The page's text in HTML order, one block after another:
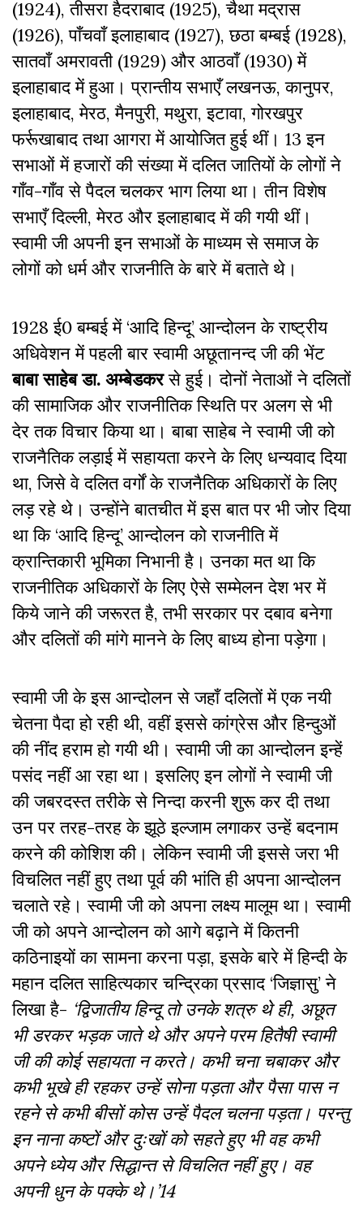
(1924), तीसरा हैदराबाद (1925), चैथा मद्रास
(1926), पाँचवाँ इलाहाबाद (1927), छठा बम्बई (1928),
सातवाँ अमरावती (1929) और आठवाँ (1930) में
इलाहाबाद में हुआ। प्रान्तीय सभाएँ लखनऊ, कानुपर,
इलाहाबाद, मेरठ, मैनपुरी, मथुरा, इटावा, गोरखपुर
फर्रूखाबाद तथा आगरा में आयोजित हुई थीं। 13 इन
सभाओं में हजारों की संख्या में दलित जातियों के लोगों ने
गाँव-गाँव से पैदल चलकर भाग लिया था। तीन विशेष
सभाएँ दिल्ली, मेरठ और इलाहाबाद में की गयी थीं।
स्वामी जी अपनी इन सभाओं के माध्यम से समाज के
लोगों को धर्म और राजनीति के बारे में बताते थे।
1928 ई0 बम्बई में ‘आदि हिन्दू’ आन्दोलन के राष्ट्रीय
अधिवेशन में पहली बार स्वामी अछूतानन्द जी की भेंट
बाबा साहेब डा. अम्बेडकरसे हुई। दोनों नेताओं ने दलितों
की सामाजिक और राजनीतिक स्थिति पर अलग से भी
देर तक विचार किया था। बाबा साहेब ने स्वामी जी को
राजनैतिक लड़ाई में सहायता करने के लिए धन्यवाद दिया
था, जिसे वे दलित वर्गों के राजनैतिक अधिकारों के लिए
लड़ रहे थे। उन्होंने बातचीत में इस बात पर भी जोर दिया
था कि ‘आदि हिन्दू’ आन्दोलन को राजनीति में
क्रान्तिकारी भूमिका निभानी है। उनका मत था कि
राजनीतिक अधिकारों के लिए ऐसे सम्मेलन देश भर में
किये जाने की जरूरत है, तभी सरकार पर दबाव बनेगा
और दलितों की मांगे मानने के लिए बाध्य होना पड़ेगा।
स्वामी जी के इस आन्दोलन से जहाँ दलितों में एक नयी
चेतना पैदा हो रही थी, वहीं इससे कांग्रेस और हिन्दुओं
की नींद हराम हो गयी थी। स्वामी जी का आन्दोलन इन्हें
पसंद नहीं आ रहा था। इसलिए इन लोगों ने स्वामी जी
की जबरदस्त तरीके से निन्दा करनी शुरू कर दी तथा
उन पर तरह-तरह के झूठे इल्जाम लगाकर उन्हें बदनाम
करने की कोशिश की। लेकिन स्वामी जी इससे जरा भी
विचलित नहीं हुए तथा पूर्व की भांति ही अपना आन्दोलन
चलाते रहे। स्वामी जी को अपना लक्ष्य मालूम था। स्वामी
जी को अपने आन्दोलन को आगे बढ़ाने में कितनी
कठिनाइयों का सामना करना पड़ा, इसके बारे में हिन्दी के
महान दलित साहित्यकार चन्द्रिका प्रसाद ‘जिज्ञासु’ ने
लिखा है- ‘द्विजातीय हिन्दू तो उनके शत्रु थे ही, अछूत
भी डरकर भड़क जाते थे और अपने परम हितैषी स्वामी
जी की कोई सहायता न करते। कभी चना चबाकर और
कभी भूखे ही रहकर उन्हें सोना पड़ता और पैसा पास न
रहने से कभी बीसों कोस उन्हें पैदल चलना पड़ता। परन्तु
इन नाना कष्टों और दुःखों को सहते हुए भी वह कभी
अपने ध्येय और सिद्धान्त से विचलित नहीं हुए। वह
अपनी धुन के पक्के थे।’14